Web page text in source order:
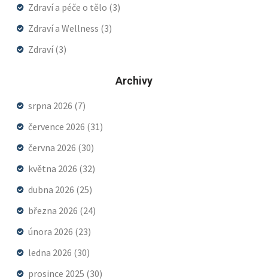
Zdraví a péče o tělo (3)
Zdraví a Wellness (3)
Zdraví(3)
Archivy
srpna 2026 (7)
července 2026 (31)
června 2026 (30)
května 2026 (32)
dubna 2026 (25)
března 2026 (24)
února 2026 (23)
ledna 2026 (30)
prosince 2025 (30)